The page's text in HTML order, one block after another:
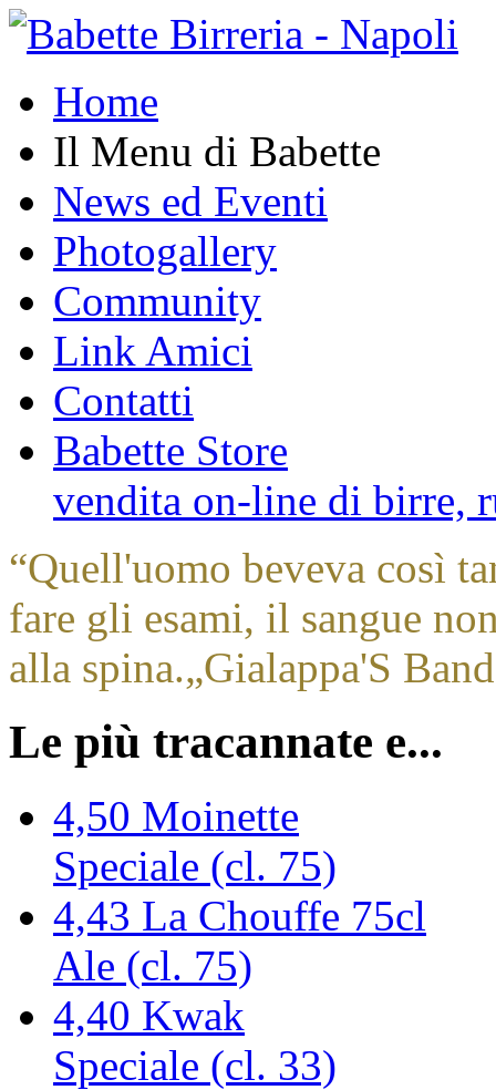
Home
Il Menu di Babette
News ed Eventi
Photogallery
Community
Link Amici
Contatti
Babette Store
vendita on-line di birre,
“Quell'uomo beveva così
fare gli esami, il sangue
alla spina.„Gialappa'S Band
Le più tracannate e...
4,50 Moinette
Speciale (cl. 75)
4,43 La Chouffe 75cl
Ale (cl. 75)
4,40 Kwak
Speciale (cl. 33)